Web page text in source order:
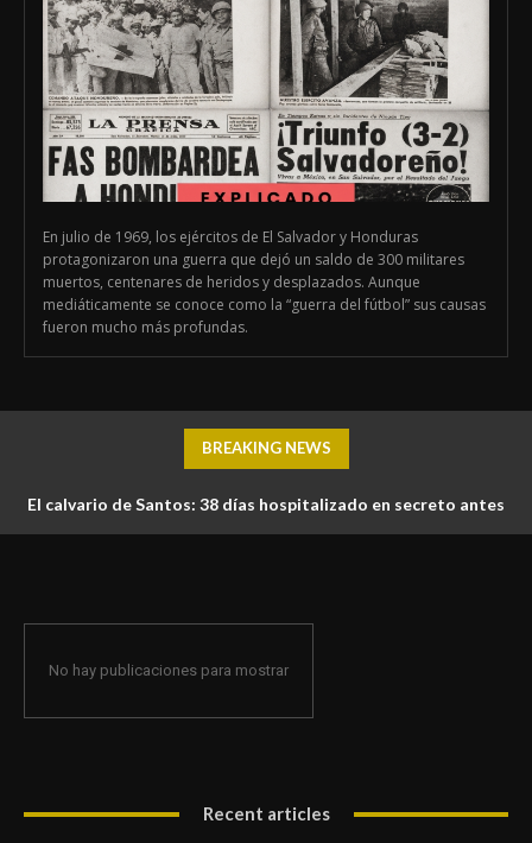
En julio de 1969, los ejércitos de El Salvador y Honduras
protagonizaron una guerra que dejó un saldo de 300 militares
muertos, centenares de heridos y desplazados. Aunque
mediáticamente se conoce como la “guerra del fútbol” sus causas
fueron mucho más profundas.
BREAKING NEWS
El calvario de Santos: 38 días hospitalizado en secreto antes
No hay publicaciones para mostrar
Recent articles